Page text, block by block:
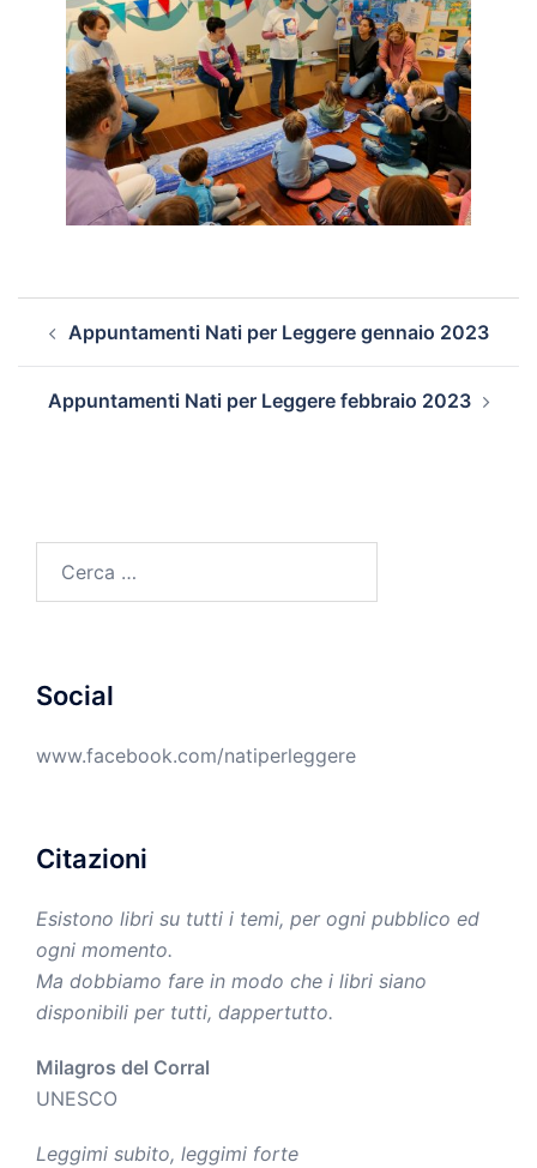
articolo
Appuntamenti Nati per Leggere gennaio 2023
Appuntamenti Nati per Leggere febbraio 2023
Social
www.facebook.com/natiperleggere
Citazioni
Esistono libri su tutti i temi, per ogni pubblico ed
ogni momento.
Ma dobbiamo fare in modo che i libri siano
disponibili per tutti, dappertutto.
Milagros del Corral
UNESCO
Leggimi subito, leggimi forte